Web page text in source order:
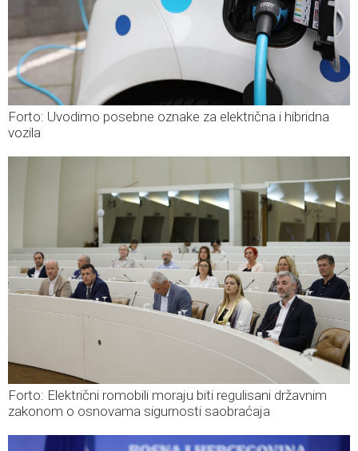
Forto: Uvodimo posebne oznake za električna i hibridna
vozila
Forto: Električni romobili moraju biti regulisani državnim
zakonom o osnovama sigurnosti saobraćaja